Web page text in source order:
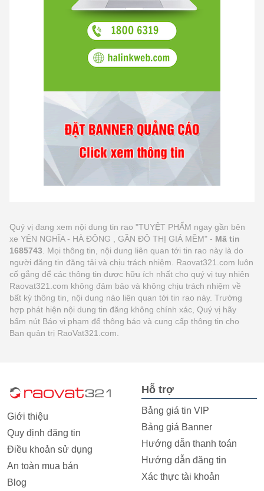
Quý vị đang xem nội dung tin rao "TUYỆT PHẨM ngay gần bên
xe YÊN NGHĨA - HÀ ĐÔNG , GẦN ĐÔ THỊ GIÁ MỀM" - Mã tin
1685743 . Mọi thông tin, nội dung liên quan tới tin rao này là do
người đăng tin đăng tải và chịu trách nhiệm. Raovat321.com luôn
cố gắng để các thông tin được hữu ích nhất cho quý vị tuy nhiên
Raovat321.com không đảm bảo và không chịu trách nhiệm về
bất kỳ thông tin, nội dung nào liên quan tới tin rao này. Trường
hợp phát hiện nội dung tin đăng không chính xác, Quý vị hãy
bấm nút Báo vi phạm để thông báo và cung cấp thông tin cho
Ban quản trị RaoVat321.com.
Giới thiệu
Quy định đăng tin
Điều khoản sử dụng
An toàn mua bán
Blog
Hỗ trợ
Bảng giá tin VIP
Bảng giá Banner
Hướng dẫn thanh toán
Hướng dẫn đăng tin
Xác thực tài khoản